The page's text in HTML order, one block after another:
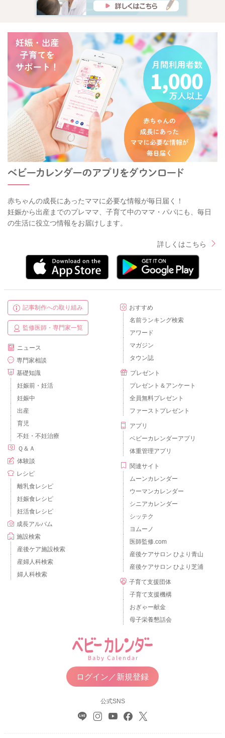
赤ちゃんの成長にあったママに必要な情報が毎日届く！
妊娠から出産までのプレママ、子育て中のママ・パパにも、毎日
の生活に役立つ情報をお届けします。
詳しくはこちら
記事制作への取り組み
監修医師・専門家一覧
ニュース
専門家相談
基礎知識
妊娠前・妊活
妊娠中
出産
育児
不妊・不妊治療
Ｑ＆Ａ
体験談
レシピ
離乳食レシピ
妊娠食レシピ
妊活食レシピ
成長アルバム
施設検索
産後ケア施設検索
産婦人科検索
婦人科検索
おすすめ
名前ランキング検索
アワード
マガジン
タウン誌
プレゼント
プレゼント＆アンケート
全員無料プレゼント
ファーストプレゼント
アプリ
ベビーカレンダーアプリ
体重管理アプリ
関連サイト
ムーンカレンダー
ウーマンカレンダー
シニアカレンダー
シッテク
ヨムーノ
医師監修.com
産後ケアサロン ひより青山
産後ケアサロン ひより芝浦
子育て支援団体
子育て支援機構
おぎゃー献金
母子栄養懇話会
ログイン／新規登録
公式SNS